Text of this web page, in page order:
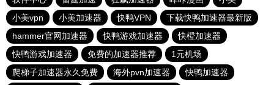
小美vpn
小美加速器 快鸭VPN
下载快鸭加速器最新版
hammer官网加速器
快鸭游戏加速器
快橙加速器
快鸭游戏加速器
免费的加速器推荐
1元机场
爬梯子加速器永久免费
海外pvn加速器
快鸭加速器